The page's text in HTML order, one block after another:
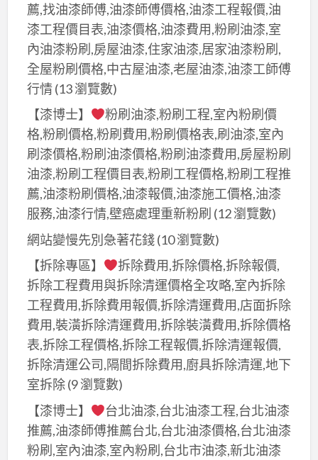
薦,找油漆師傅,油漆師傅價格,油漆工程報價,油
漆工程價目表,油漆價格,油漆費用,粉刷油漆,室
內油漆粉刷,房屋油漆,住家油漆,居家油漆粉刷,
全屋粉刷價格,中古屋油漆,老屋油漆,油漆工師傅
行情(13 瀏覽數)
【漆博士】
粉刷油漆,粉刷工程,室內粉刷價
格,粉刷價格,粉刷費用,粉刷價格表,刷油漆,室內
刷漆價格,粉刷油漆價格,粉刷油漆費用,房屋粉刷
油漆,粉刷工程價目表,粉刷工程價格,粉刷工程推
薦,油漆粉刷價格,油漆報價,油漆施工價格,油漆
服務,油漆行情,壁癌處理重新粉刷 (12 瀏覽數)
網站變慢先別急著花錢(10 瀏覽數)
【拆除專區】
拆除費用,拆除價格,拆除報價,
拆除工程費用與拆除清運價格全攻略,室內拆除
工程費用,拆除費用報價,拆除清運費用,店面拆除
費用,裝潢拆除清運費用,拆除裝潢費用,拆除價格
表,拆除工程價格,拆除工程報價,拆除清運報價,
拆除清運公司,隔間拆除費用,廚具拆除清運,地下
室拆除(9 瀏覽數)
【漆博士】
台北油漆,台北油漆工程,台北油漆
推薦,油漆師傅推薦台北,台北油漆價格,台北油漆
粉刷,室內油漆,室內粉刷,台北市油漆,新北油漆